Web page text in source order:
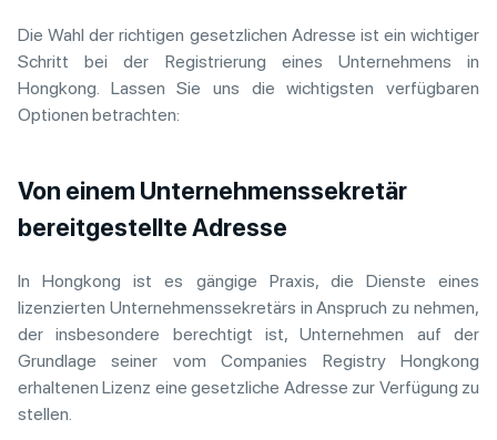
Die Wahl der richtigen gesetzlichen Adresse ist ein wichtiger
Schritt bei der Registrierung eines Unternehmens in
Hongkong. Lassen Sie uns die wichtigsten verfügbaren
Optionen betrachten:
Von einem Unternehmenssekretär
bereitgestellte Adresse
In Hongkong ist es gängige Praxis, die Dienste eines
lizenzierten Unternehmenssekretärs in Anspruch zu nehmen,
der insbesondere berechtigt ist, Unternehmen auf der
Grundlage seiner vom Companies Registry Hongkong
erhaltenen Lizenz eine gesetzliche Adresse zur Verfügung zu
stellen.